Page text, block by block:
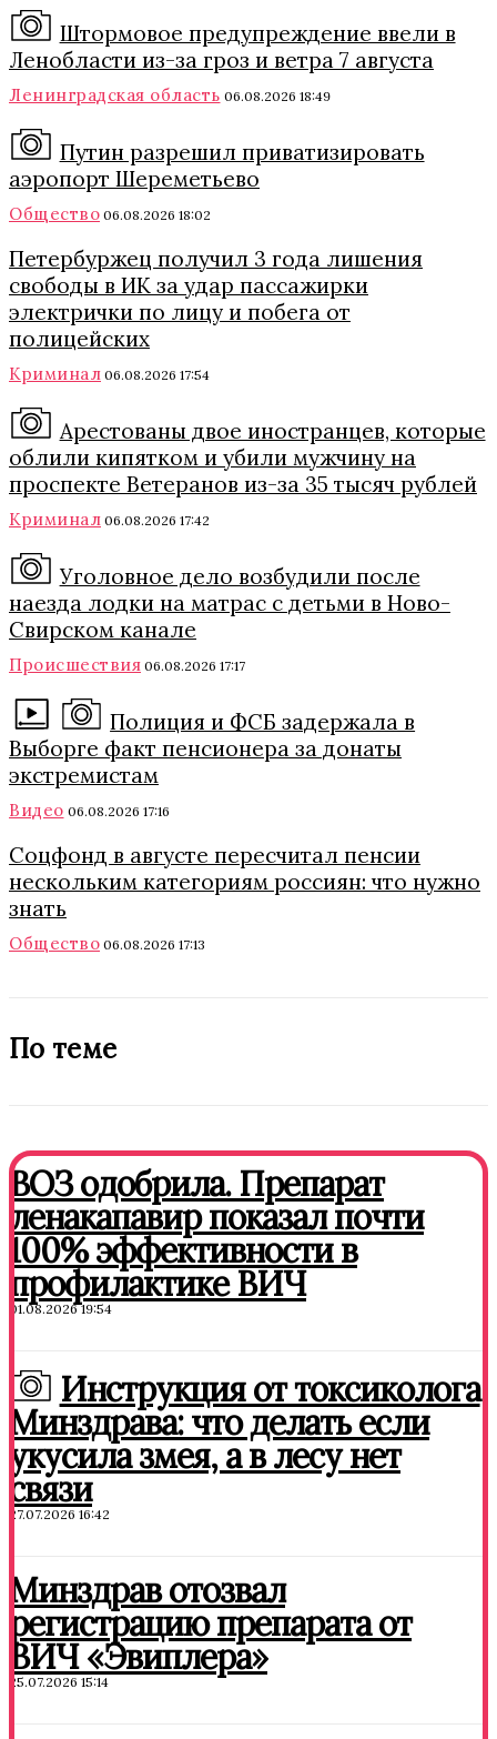
Штормовое предупреждение ввели в
Ленобласти из-за гроз и ветра 7 августа
Ленинградская область 06.08.2026 18:49
Путин разрешил приватизировать
аэропорт Шереметьево
Общество 06.08.2026 18:02
Петербуржец получил 3 года лишения
свободы в ИК за удар пассажирки
электрички по лицу и побега от
полицейских
Криминал 06.08.2026 17:54
Арестованы двое иностранцев, которые
облили кипятком и убили мужчину на
проспекте Ветеранов из-за 35 тысяч рублей
Криминал 06.08.2026 17:42
Уголовное дело возбудили после
наезда лодки на матрас с детьми в Ново-
Свирском канале
Происшествия 06.08.2026 17:17
Полиция и ФСБ задержала в
Выборге факт пенсионера за донаты
экстремистам
Видео 06.08.2026 17:16
Соцфонд в августе пересчитал пенсии
нескольким категориям россиян: что нужно
знать
Общество 06.08.2026 17:13
По теме
ВОЗ одобрила. Препарат
ленакапавир показал почти
100% эффективности в
профилактике ВИЧ
01.08.2026 19:54
Инструкция от токсиколога
Минздрава: что делать если
укусила змея, а в лесу нет
связи
27.07.2026 16:42
Минздрав отозвал
регистрацию препарата от
ВИЧ «Эвиплера»
25.07.2026 15:14